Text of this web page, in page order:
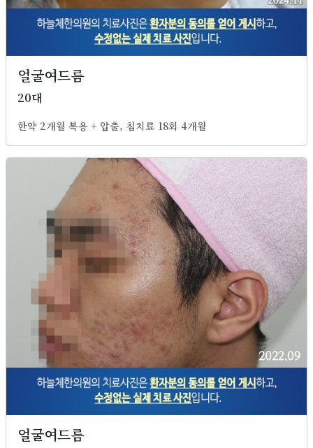
얼굴여드름
20대
한약 2개월 복용 + 압출, 침치료 18회 4개월
얼굴여드름